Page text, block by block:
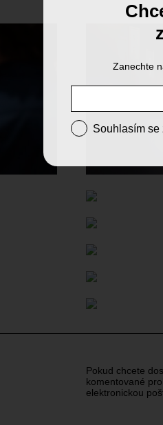
Pokud chcete
komentované
elektronickou
Zanechte
Souhlasím se